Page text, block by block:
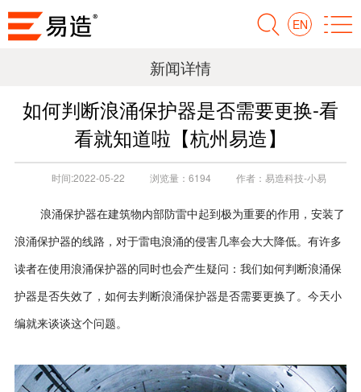
EN
新闻详情
如何判断浪涌保护器是否需要更换-看
看就知道啦【杭州易造】
时间:2022-05-22 浏览量： 6194 作者： 易造科技-小易
浪涌保护器在建筑物内部防雷中起到极为重要的作用，安装了
浪涌保护器的线路，对于雷电浪涌的侵害几率会大大降低。有许多
读者在使用浪涌保护器的同时也会产生疑问：我们如何判断浪涌保
护器是否失效了，如何去判断浪涌保护器是否需要更换了。今天小
编就来谈谈这个问题。